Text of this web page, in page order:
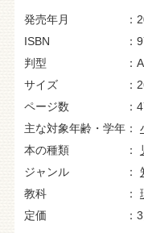
発売年月
ISBN
判型
サイズ
ページ数
主な対象年齢・学年
本の種類
ジャンル
教科
定価